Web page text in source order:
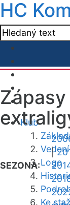
HC
Klub
Logo
Ke
Zápasy
SEZONA:
|